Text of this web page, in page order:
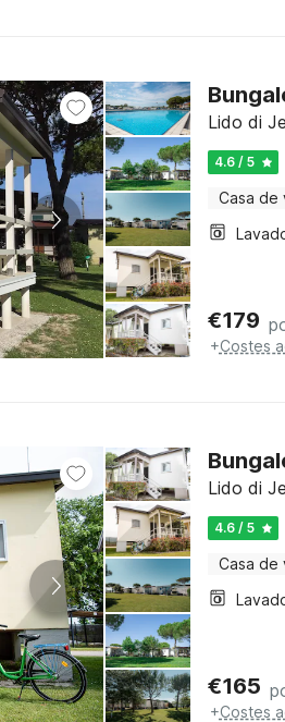
Lido di
4.6 / 5
Casa de
€179
+Costes
Lido di
4.6 / 5
Casa de
€165
+Costes